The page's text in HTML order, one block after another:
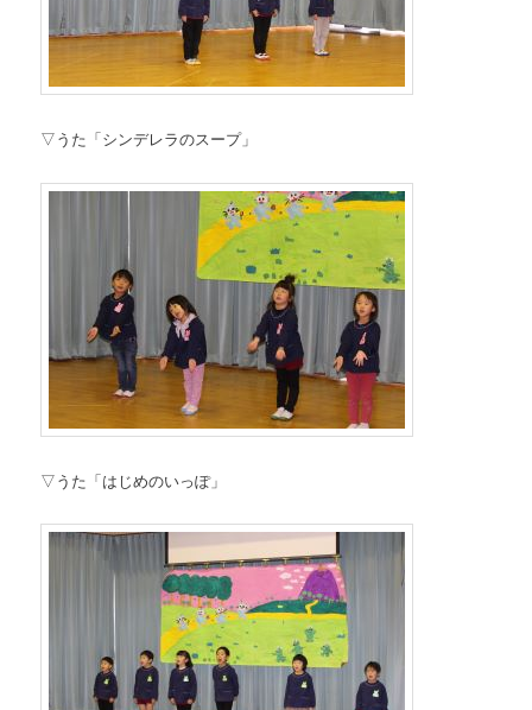
▽うた「シンデレラのスープ」
▽うた「はじめのいっぽ」